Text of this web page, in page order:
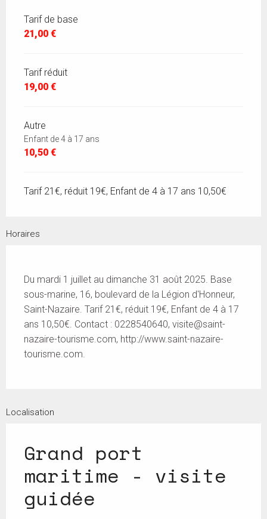
Tarif de base
21,00 €
Tarif réduit
19,00 €
Autre
Enfant de 4 à 17 ans
10,50 €
Tarif 21€, réduit 19€, Enfant de 4 à 17 ans 10,50€
Horaires
Du mardi 1 juillet au dimanche 31 août 2025. Base
sous-marine, 16, boulevard de la Légion d'Honneur,
Saint-Nazaire. Tarif 21€, réduit 19€, Enfant de 4 à 17
ans 10,50€. Contact : 0228540640, visite@saint-
nazaire-tourisme.com, http://www.saint-nazaire-
tourisme.com.
Localisation
Grand port
maritime - visite
guidée